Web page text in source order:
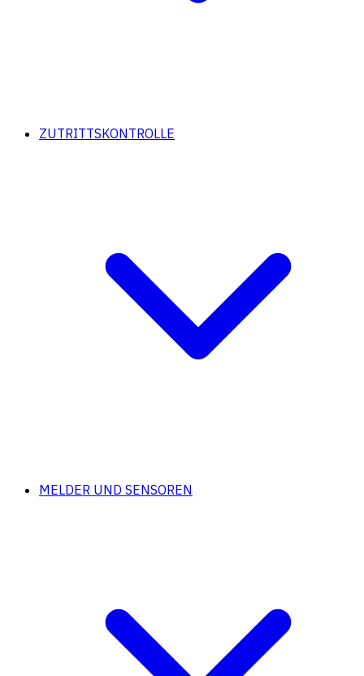
ZUTRITTSKONTROLLE
MELDER UND SENSOREN